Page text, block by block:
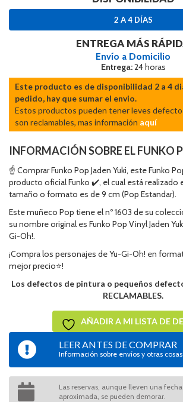
2 A 4 DÍAS
ENTREGA MÁS
Envío a Domicilio
Entrega:24 horas
Este producto es de disponibilidad 2 a 4
pedido, hay que sumar el envio.
Estos productos pueden tener leves
son reclamables, mas información aquí
INFORMACIÓN SOBRE EL FUNKO
☝ Comprar Funko Pop Jaden Yuki, este Funko
producto oficial Funko ✔️, el cual está realizado
tamaño o formato es de 9 cm (Pop Estandar).
Este muñeco Pop tiene el nº 1603 de su
su nombre original es Funko Pop Vinyl Jaden
Gi-Oh!.
¡Compra los personajes de Yu-Gi-Oh! en
mejor precio⭐!
Los defectos de pintura o pequeños
RECLAMABLES.
AÑADIR A MI LISTA DE
LEER ANTES DE COMPRAR
Información sobre envíos y otras cosas
Las reservas, aunque lleven una
aproximada, se pueden demorar.